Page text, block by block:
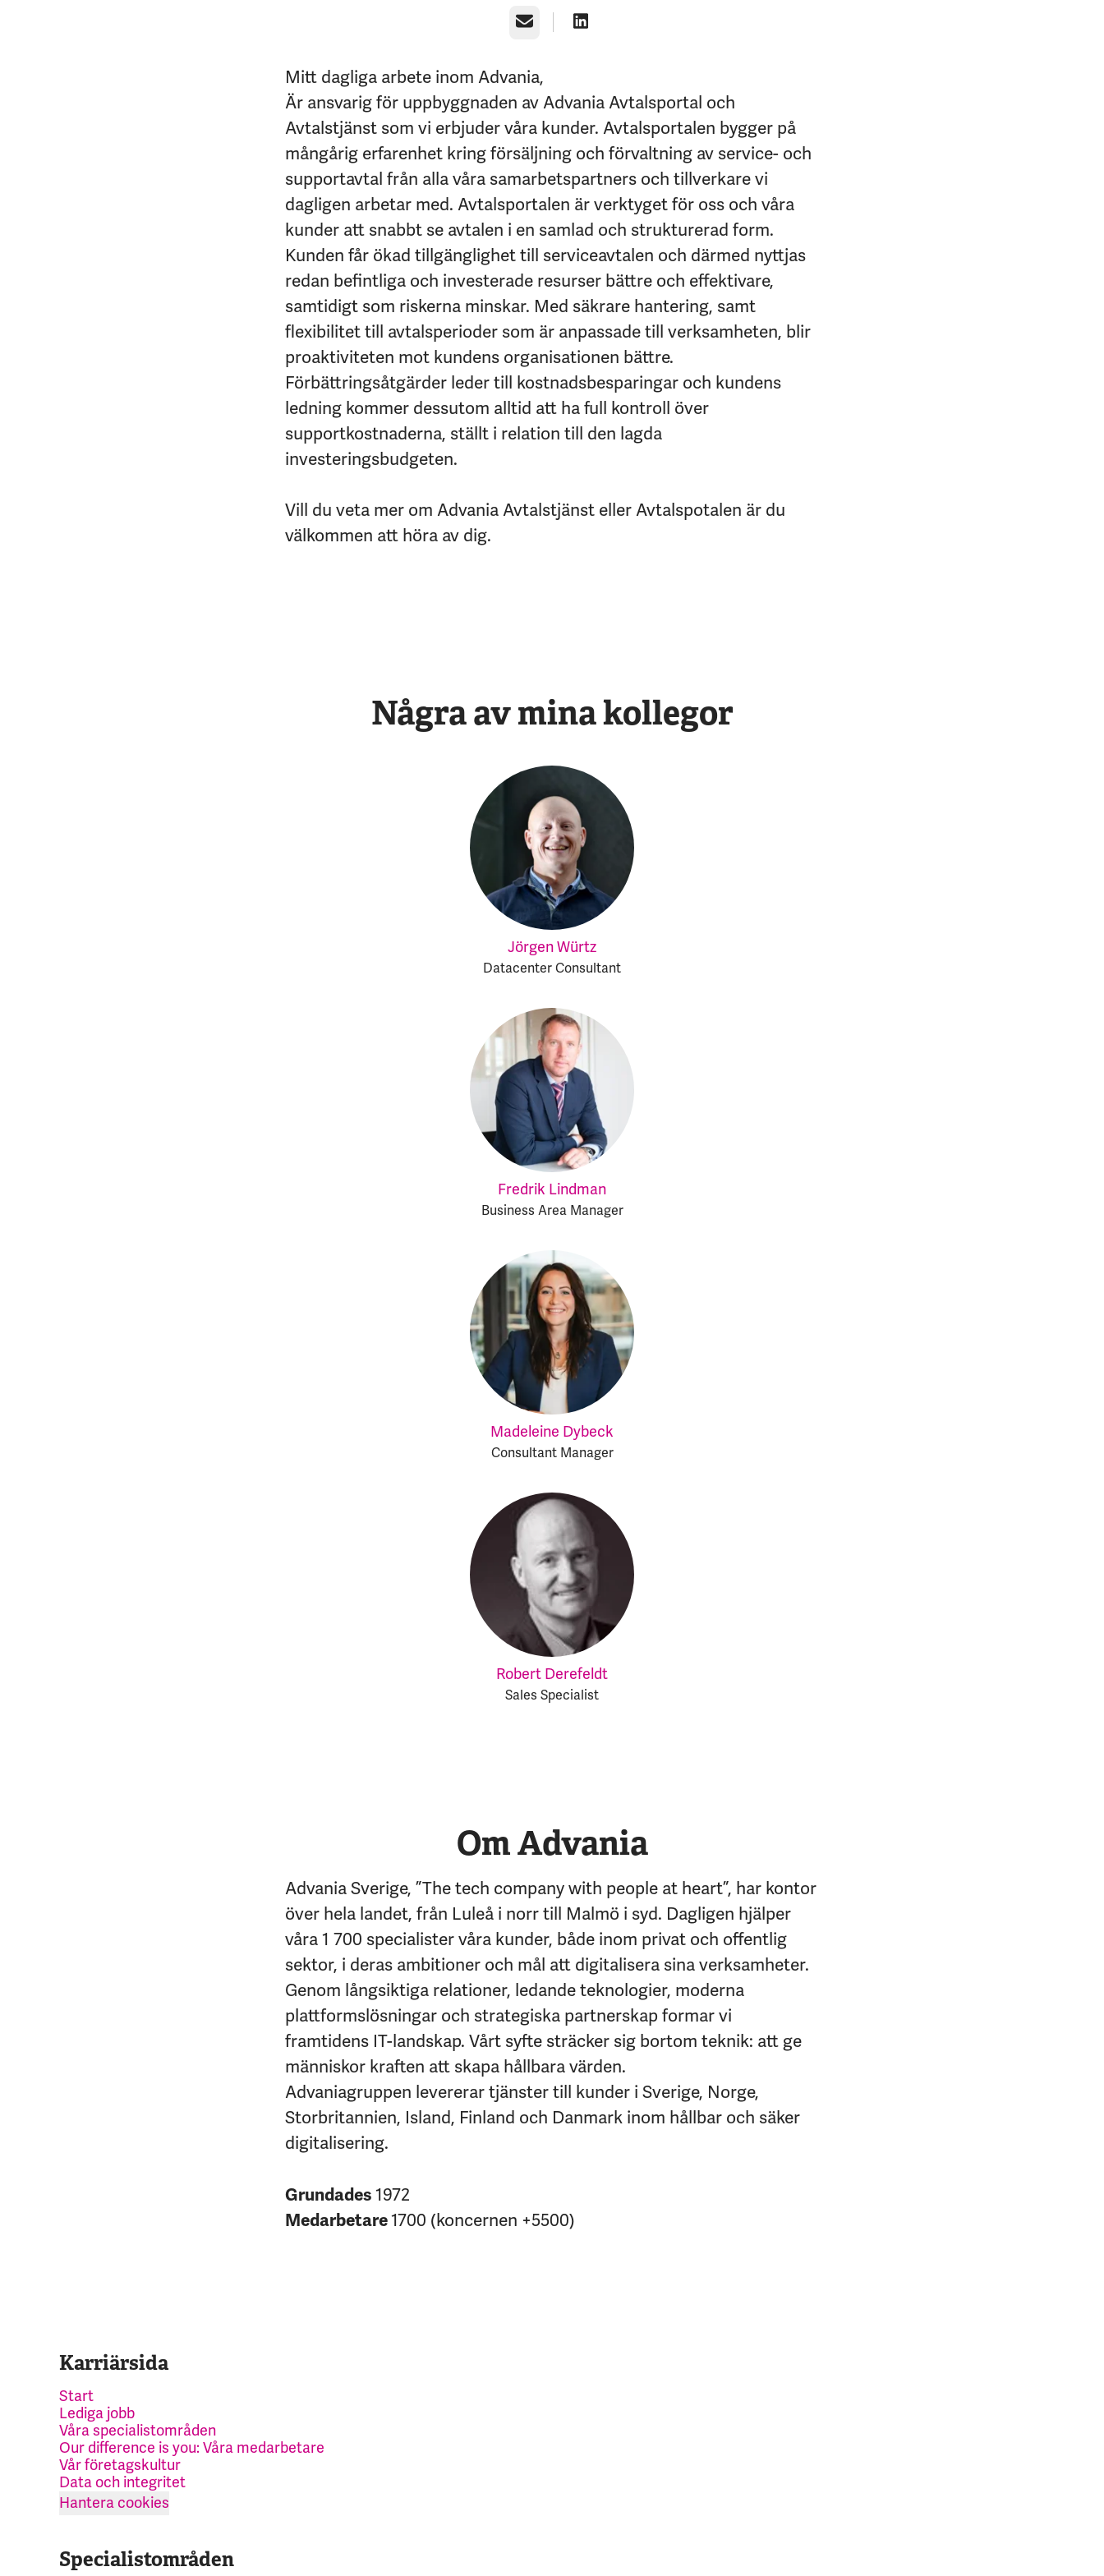
E-post
Mitt dagliga arbete inom Advania,
Är ansvarig för uppbyggnaden av Advania Avtalsportal och
Avtalstjänst som vi erbjuder våra kunder. Avtalsportalen bygger på
mångårig erfarenhet kring försäljning och förvaltning av service- och
supportavtal från alla våra samarbetspartners och tillverkare vi
dagligen arbetar med. Avtalsportalen är verktyget för oss och våra
kunder att snabbt se avtalen i en samlad och strukturerad form.
Kunden får ökad tillgänglighet till serviceavtalen och därmed nyttjas
redan befintliga och investerade resurser bättre och effektivare,
samtidigt som riskerna minskar. Med säkrare hantering, samt
flexibilitet till avtalsperioder som är anpassade till verksamheten, blir
proaktiviteten mot kundens organisationen bättre.
Förbättringsåtgärder leder till kostnadsbesparingar och kundens
ledning kommer dessutom alltid att ha full kontroll över
supportkostnaderna, ställt i relation till den lagda
investeringsbudgeten.
Vill du veta mer om Advania Avtalstjänst eller Avtalspotalen är du
välkommen att höra av dig.
Några av mina kollegor
Jörgen Würtz
Datacenter Consultant
Fredrik Lindman
Business Area Manager
Madeleine Dybeck
Consultant Manager
Robert Derefeldt
Sales Specialist
Om Advania
Advania Sverige, ”The tech company with people at heart”, har kontor
över hela landet, från Luleå i norr till Malmö i syd. Dagligen hjälper
våra 1 700 specialister våra kunder, både inom privat och offentlig
sektor, i deras ambitioner och mål att digitalisera sina verksamheter.
Genom långsiktiga relationer, ledande teknologier, moderna
plattformslösningar och strategiska partnerskap formar vi
framtidens IT-landskap. Vårt syfte sträcker sig bortom teknik: att ge
människor kraften att skapa hållbara värden.
Advaniagruppen levererar tjänster till kunder i Sverige, Norge,
Storbritannien, Island, Finland och Danmark inom hållbar och säker
digitalisering.
Grundades1972
Medarbetare1700 (koncernen +5500)
Karriärsida
Start
Lediga jobb
Våra specialistområden
Our difference is you: Våra medarbetare
Vår företagskultur
Data och integritet
Hantera cookies
Specialistområden